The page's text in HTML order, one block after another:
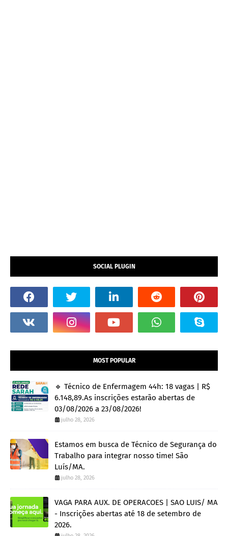
SOCIAL PLUGIN
MOST POPULAR
🔹 Técnico de Enfermagem 44h: 18 vagas | R$
6.148,89.As inscrições estarão abertas de
03/08/2026 a 23/08/2026!
julho 28, 2026
Estamos em busca de Técnico de Segurança do
Trabalho para integrar nosso time! São
Luís/MA.
julho 28, 2026
VAGA PARA AUX. DE OPERACOES | SAO LUIS/ MA
- Inscrições abertas até 18 de setembro de
2026.